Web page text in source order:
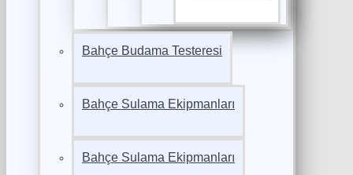
Bahçe Budama Testeresi
Bahçe Sulama Ekipmanları
Bahçe Sulama Ekipmanları